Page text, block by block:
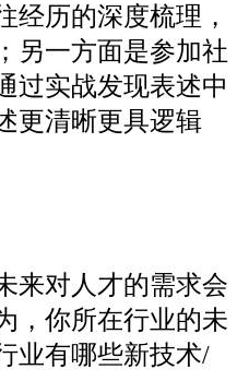
经历的深度梳理，
另一方面是参加社
过实战发现表述中
更清晰更具逻辑
来对人才的需求会
，你所在行业的未
业有哪些新技术/